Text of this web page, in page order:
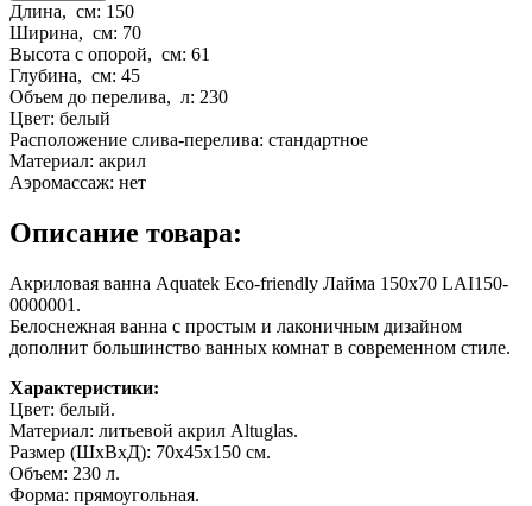
Длина, см: 150
Ширина, см: 70
Высота с опорой, см: 61
Глубина, см: 45
Объем до перелива, л: 230
Цвет: белый
Расположение слива-перелива: стандартное
Материал: акрил
Аэромассаж: нет
Описание товара:
Акриловая ванна Aquatek Eco-friendly Лайма 150х70 LAI150-
0000001.
Белоснежная ванна с простым и лаконичным дизайном
дополнит большинство ванных комнат в современном стиле.
Характеристики:
Цвет: белый.
Материал: литьевой акрил Altuglas.
Размер (ШхВхД): 70x45x150 см.
Объем: 230 л.
Форма: прямоугольная.